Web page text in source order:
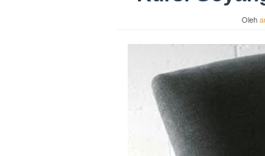
Oleh